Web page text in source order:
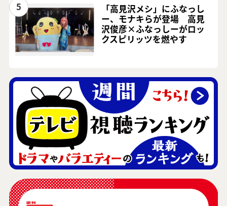
5
「高見沢メシ」にふなっし
ー、モナキらが登場 高見
沢俊彦×ふなっしーがロッ
クスピリッツを燃やす